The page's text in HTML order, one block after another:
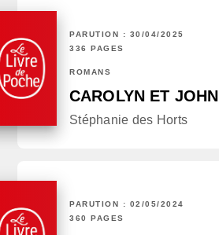
PARUTION : 30/04/2025
336 PAGES
ROMANS
CAROLYN ET JOHN
Stéphanie des Horts
PARUTION : 02/05/2024
360 PAGES